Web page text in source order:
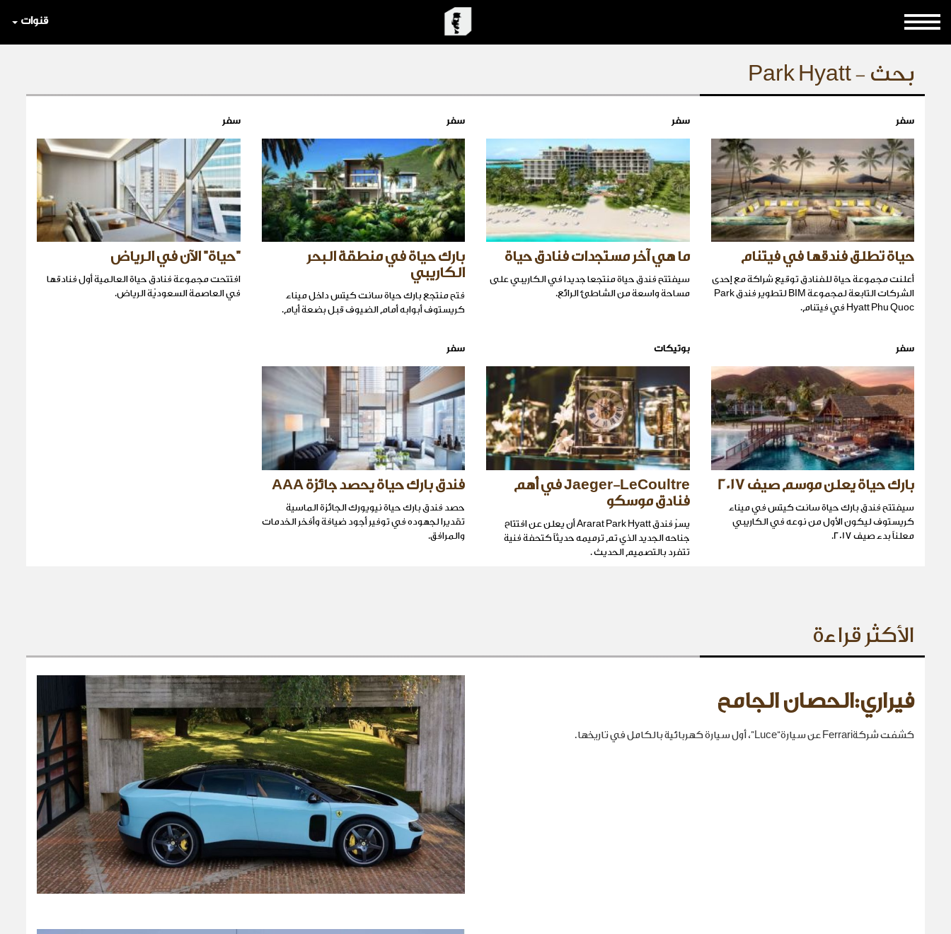
قنوات
بحث - Park Hyatt
سفر
حياة تطلق فندقها في فيتنام
أعلنت مجموعة حياة للفنادق توقيع شراكة مع إحدى
الشركات التابعة لمجموعة BIM لتطوير فندق Park
Hyatt Phu Quoc في فيتنام.
سفر
ما هي آخر مستجدات فنادق حياة
سيفتتح فندق حياة منتجعا جديدا في الكاريبي على
مساحة واسعة من الشاطئ الرائع.
سفر
بارك حياة في منطقة البحر
الكاريبي
فتح منتجع بارك حياة سانت كيتس داخل ميناء
كريستوف أبوابه أمام الضيوف قبل بضعة أيام.
سفر
"حياة" الآن في الرياض
افتتحت مجموعة فنادق حياة العالمية أول فنادقها
في العاصمة السعوديّة الرياض.
سفر
بارك حياة يعلن موسم صيف 2017
سيفتتح فندق بارك حياة سانت كيتس في ميناء
كريستوف ليكون الأول من نوعه في الكاريبي
معلناً بدء صيف 2017.
بوتيكات
Jaeger-LeCoultre في أهم
فنادق موسكو
يسرّ فندق Ararat Park Hyatt أن يعلن عن افتتاح
جناحه الجديد الذي تم ترميمه حديثاً كتحفة فنية
تتفرد بالتصميم الحديث .
سفر
فندق بارك حياة يحصد جائزة AAA
حصد فندق بارك حياة نيويورك الجائزة الماسية
تقديرا لجهوده في توفير أجود ضيافة وأفخر الخدمات
والمرافق.
الأكثر قراءة
فيراري:الحصان الجامح
كشفت شركةFerrari عن سيارة“Luce”، أول سيارة كهربائية بالكامل في تاريخها.